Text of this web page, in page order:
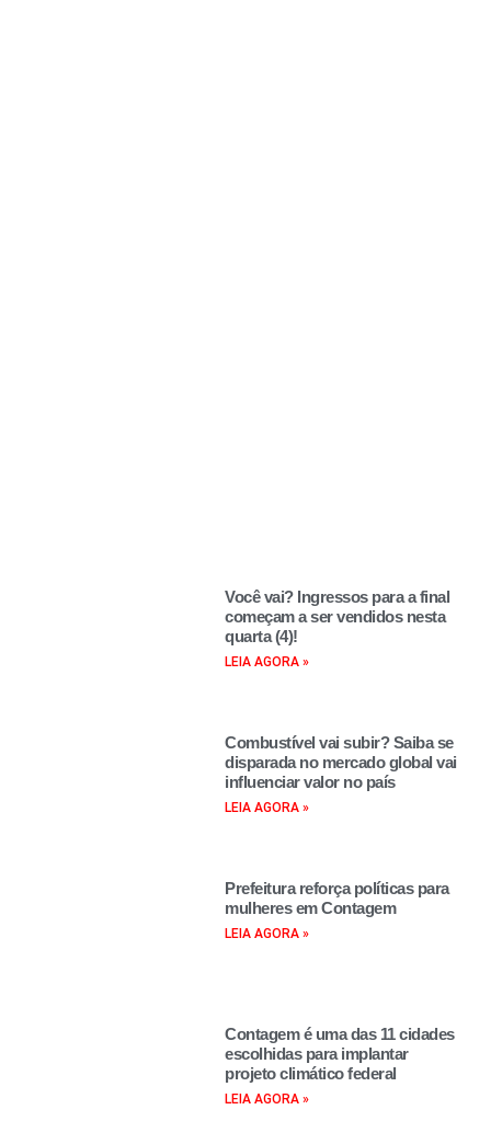
Você vai? Ingressos para a final
começam a ser vendidos nesta
quarta (4)!
LEIA AGORA »
Combustível vai subir? Saiba se
disparada no mercado global vai
influenciar valor no país
LEIA AGORA »
Prefeitura reforça políticas para
mulheres em Contagem
LEIA AGORA »
Contagem é uma das 11 cidades
escolhidas para implantar
projeto climático federal
LEIA AGORA »